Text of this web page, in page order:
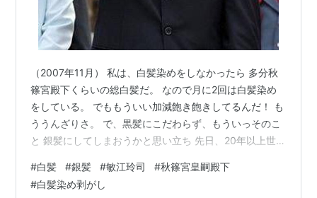
（2007年11月） 私は、白髪染めをしなかったら 多分秋
篠宮殿下くらいの総白髪だ。 なので月に2回は白髪染め
をしている。 でももういい加減飽き飽きしてるんだ！ も
ううんざりさ。 で、黒髪にこだわらず、もういっそのこ
と 銀髪にしてしまおうかと思い立ち 先日、20年以上世話
理。」 とのつれない返事。何が無理かというと 「今肩ま
である髪を、 そのままの長さで銀髪にする事が無理」 だ
#白髪 #銀髪 #敏江玲司 #秋篠宮皇嗣殿下
#白髪染め剥がし